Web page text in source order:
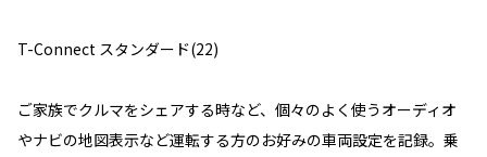
T-Connect スタンダード(22)
ご家族でクルマをシェアする時など、個々のよく使うオーディオ
やナビの地図表示など運転する方のお好みの車両設定を記録。乗